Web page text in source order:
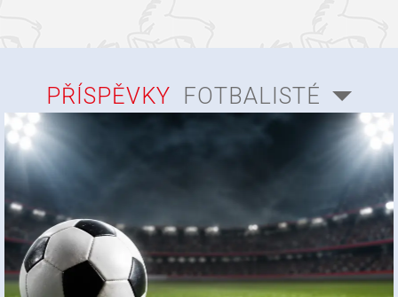
PŘÍSPĚVKY FOTBALISTÉ